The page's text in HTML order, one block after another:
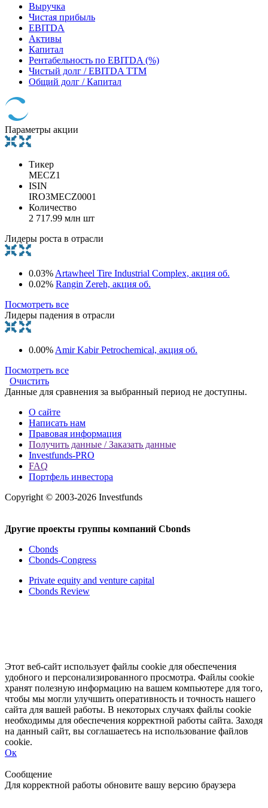
Выручка
Чистая прибыль
EBITDA
Активы
Капитал
Рентабельность по EBITDA (%)
Чистый долг / EBITDA TTM
Общий долг / Капитал
Параметры акции
Тикер
MECZ1
ISIN
IRO3MECZ0001
Количество
2 717.99 млн шт
Лидеры роста в отрасли
0.03% Artawheel Tire Industrial Complex, акция об.
0.02% Rangin Zereh, акция об.
Посмотреть все
Лидеры падения в отрасли
0.00% Amir Kabir Petrochemical, акция об.
Посмотреть все
Очистить
Данные для сравнения за выбранный период не доступны.
О сайте
Написать нам
Правовая информация
Получить данные / Заказать данные
Investfunds-PRO
FAQ
Портфель инвестора
Copyright © 2003-2026 Investfunds
Другие проекты группы компаний Cbonds
Cbonds
Cbonds-Congress
Private equity and venture capital
Cbonds Review
Этот веб-сайт использует файлы cookie для обеспечения
удобного и персонализированного просмотра. Файлы cookie
хранят полезную информацию на вашем компьютере для того,
чтобы мы могли улучшить оперативность и точность нашего
сайта для вашей работы. В некоторых случаях файлы cookie
необходимы для обеспечения корректной работы сайта. Заходя
на данный сайт, вы соглашаетесь на использование файлов
cookie.
Ок
Сообщение
Для корректной работы обновите вашу версию браузера